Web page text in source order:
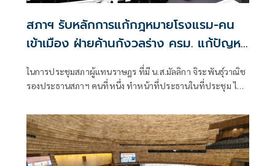
สภาฯ รับหลักการแก้กฎหมายโรงแรม-คน
เข้าเมือง ฝ่ายค้านกังวลร่าง ครม. แก้ปัญหา
ในการประชุมสภาผู้แทนราษฎร ที่มี น.ส.มัลลิกา จิระพันธุ์วาณิช
รองประธานสภาฯ คนที่หนึ่ง ทำหน้าที่ประธานในที่ประชุม ได้
พ.ศ... ที่คณะรัฐมนตรี (ครม.) เสนอ และ ร่างพ.ร.บ.ทำนอง
เดียวกัน อีก 1 ฉบับ